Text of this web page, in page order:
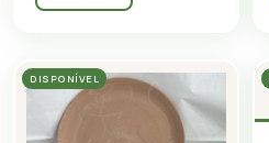
DISPONÍVEL